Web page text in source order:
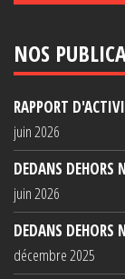
NOS
RAPPORT
juin 2026
DEDANS DEHORS
juin 2026
DEDANS DEHORS
décembre 2025